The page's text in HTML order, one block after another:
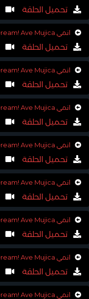
تحميل الحلقة
انمي BanG Dream! Ave Mujica الحلقة 5 مترجمة
تحميل الحلقة
انمي BanG Dream! Ave Mujica الحلقة 6 مترجمة
تحميل الحلقة
انمي BanG Dream! Ave Mujica الحلقة 7 مترجمة
تحميل الحلقة
انمي BanG Dream! Ave Mujica الحلقة 8 مترجمة
تحميل الحلقة
انمي BanG Dream! Ave Mujica الحلقة 9 مترجمة
تحميل الحلقة
انمي BanG Dream! Ave Mujica الحلقة 10 مترجمة
تحميل الحلقة
انمي BanG Dream! Ave Mujica الحلقة 11 مترجمة
تحميل الحلقة
انمي BanG Dream! Ave Mujica الحلقة 13 والأخيرة مترجمة